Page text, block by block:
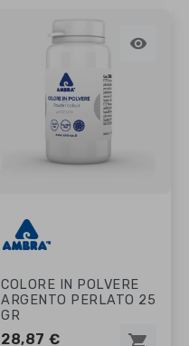

COLORE IN POLVERE
ARGENTO PERLATO 25
GR
28,87 €